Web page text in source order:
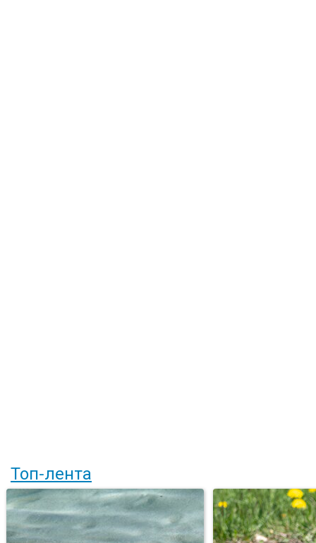
Топ-лента